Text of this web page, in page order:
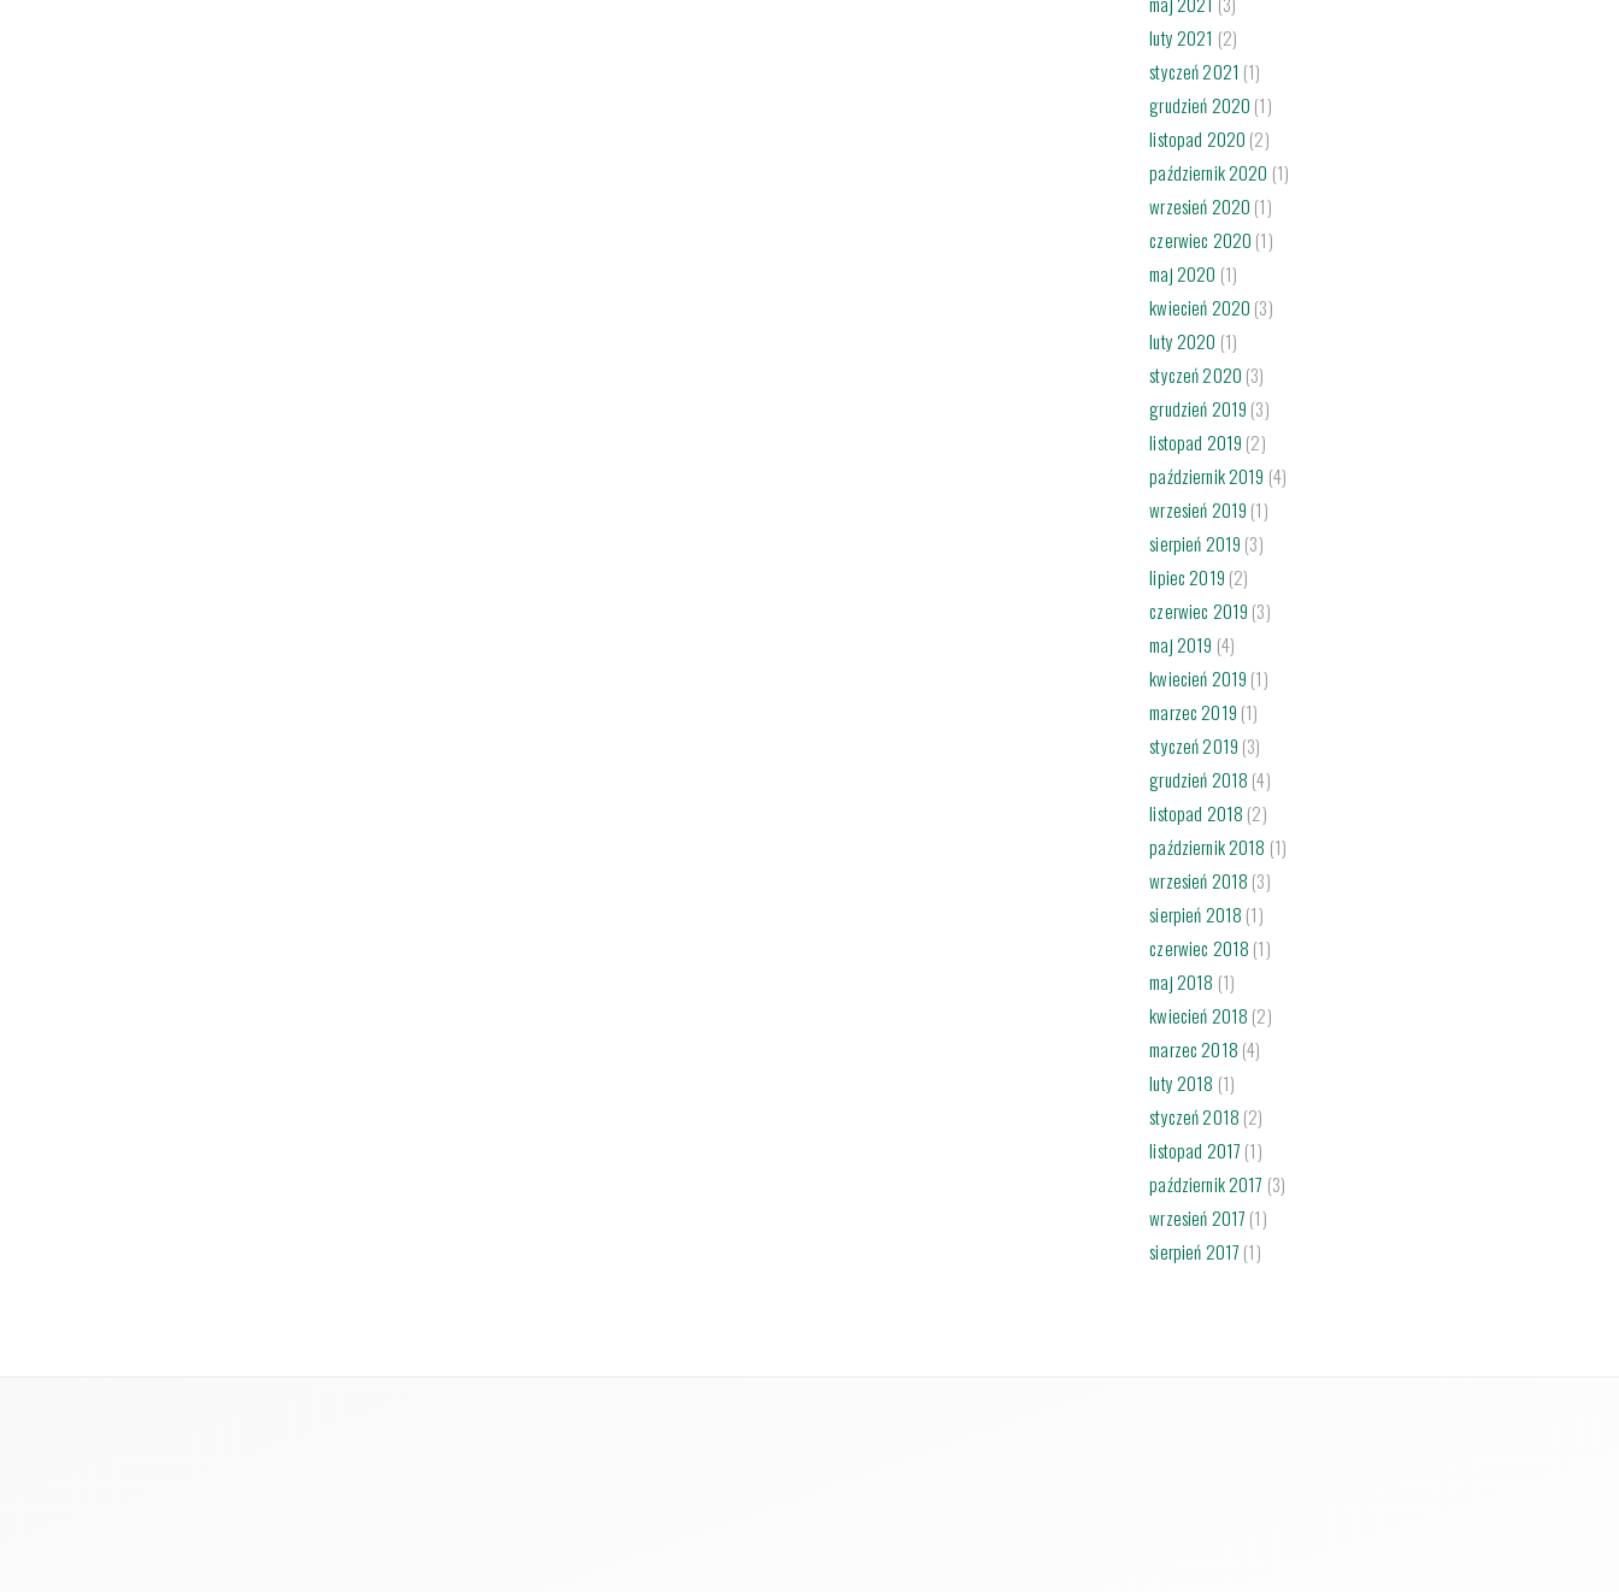
luty 2021 (2)
styczeń 2021 (1)
grudzień 2020 (1)
listopad 2020 (2)
październik 2020 (1)
wrzesień 2020 (1)
czerwiec 2020 (1)
maj 2020 (1)
kwiecień 2020 (3)
luty 2020 (1)
styczeń 2020 (3)
grudzień 2019 (3)
listopad 2019 (2)
październik 2019 (4)
wrzesień 2019 (1)
sierpień 2019 (3)
lipiec 2019 (2)
czerwiec 2019 (3)
maj 2019 (4)
kwiecień 2019 (1)
marzec 2019 (1)
styczeń 2019 (3)
grudzień 2018 (4)
listopad 2018 (2)
październik 2018 (1)
wrzesień 2018 (3)
sierpień 2018 (1)
czerwiec 2018 (1)
maj 2018 (1)
kwiecień 2018 (2)
marzec 2018 (4)
luty 2018 (1)
styczeń 2018 (2)
listopad 2017 (1)
październik 2017 (3)
wrzesień 2017 (1)
sierpień 2017 (1)